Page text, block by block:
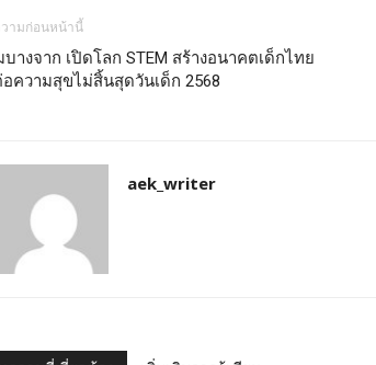
ามก่อนหน้านี้
บางจาก เปิดโลก STEM สร้างอนาคตเด็กไทย
อความสุขไม่สิ้นสุดวันเด็ก 2568
aek_writer